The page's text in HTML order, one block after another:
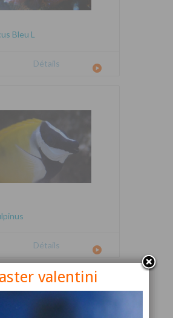
Bleu L
Détails
Détails
valentini